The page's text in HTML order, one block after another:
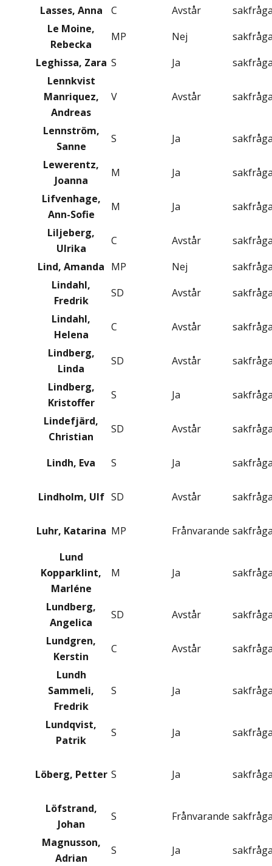
Lasses, Anna
C Avstår
Le Moine,
Rebecka
MP Nej
Leghissa, Zara S Ja
Lennkvist
Manriquez,
Andreas
V Avstår
Lennström,
Sanne
S Ja
Lewerentz,
Joanna
M Ja
Lifvenhage,
Ann-Sofie
M Ja
Liljeberg,
Ulrika
C Avstår
Lind, Amanda MP Nej
Lindahl,
Fredrik
SD Avstår
Lindahl,
Helena
C Avstår
Lindberg,
Linda
SD Avstår
Lindberg,
Kristoffer
S Ja
Lindefjärd,
Christian
SD Avstår
Lindh, Eva S Ja
Lindholm, Ulf SD Avstår
Luhr, Katarina MP Frånvarande
Lund
Kopparklint,
Marléne
M Ja
Lundberg,
Angelica
SD Avstår
Lundgren,
Kerstin
C Avstår
Lundh
Sammeli,
Fredrik
S Ja
Lundqvist,
Patrik
S Ja
Löberg, Petter S Ja
Löfstrand,
Johan
S Frånvarande
Magnusson,
Adrian
S Ja